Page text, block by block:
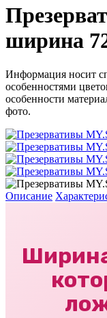
ширина
Информация носит
особенностями
особенности
фото.
Описание